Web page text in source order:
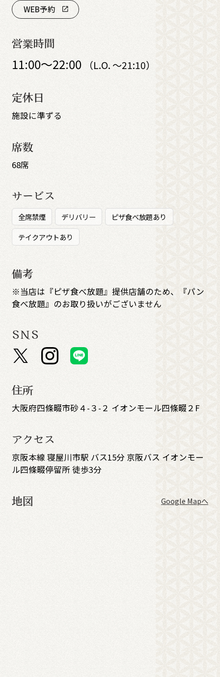
WEB予約
open_in_new
営業時間
11:00～22:00 （L.O. ～21:10）
定休日
施設に準ずる
席数
68席
サービス
全席禁煙 デリバリー
ピザ食べ放題あり
テイクアウトあり
備考
※当店は『ピザ食べ放題』提供店舗のため、『パン
食べ放題』のお取り扱いがございません
SNS
住所
大阪府四條畷市砂４-３-２ イオンモール四條畷２F
アクセス
京阪本線 寝屋川市駅 バス15分 京阪バス イオンモー
ル四條畷停留所 徒歩3分
地図 Google Mapへ